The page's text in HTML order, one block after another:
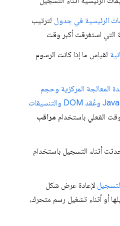
في جدوللترتيب
استغرقت أكبر وقت
ما إذا كانت الرسوم
المركزية وحجم
الذاكرة المؤقتة في JavaScript وعُقد DOM والتنسيقات
باستخداممراقب
التسجيل باستخدام
لإعادة عرض شكل
أثناء تشغيل رسم متحرك،